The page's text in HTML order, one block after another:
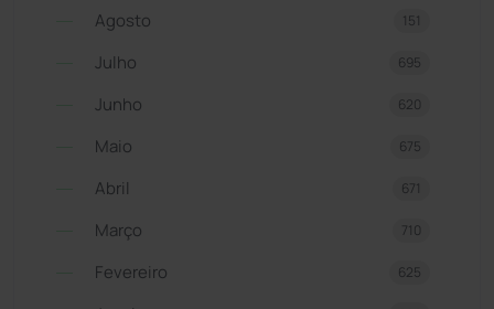
Agosto 151
Julho 695
Junho 620
Maio 675
Abril 671
Março 710
Fevereiro 625